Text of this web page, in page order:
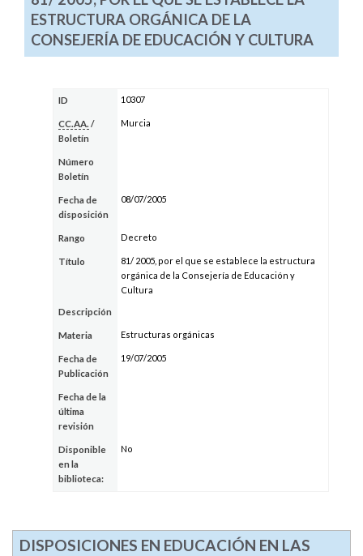
ESTRUCTURA ORGÁNICA DE LA
CONSEJERÍA DE EDUCACIÓN Y CULTURA
ID 10307
CC.AA. /
Boletín
Murcia
Número
Boletín
Fecha de
disposición
08/07/2005
Rango Decreto
Título
81/ 2005, por el que se establece la estructura
orgánica de la Consejería de Educación y
Cultura
Descripción
Materia Estructuras orgánicas
Fecha de
Publicación
19/07/2005
Fecha de la
última
revisión
Disponible
en la
biblioteca:
No
DISPOSICIONES EN EDUCACIÓN EN LAS